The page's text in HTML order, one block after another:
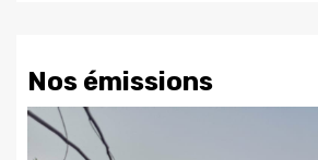
Nos émissions